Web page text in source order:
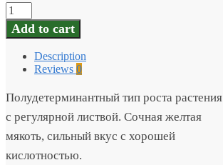
ФИЛА
1
ONE
quantity
Add to cart
Description
Reviews 0
Полудетерминантный тип роста растения
с регулярной листвой. Сочная желтая
мякоть, сильный вкус с хорошей
кислотностью.